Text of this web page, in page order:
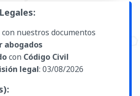
con nuestros documentos
abogados
con Código Civil
legal: 03/08/2026